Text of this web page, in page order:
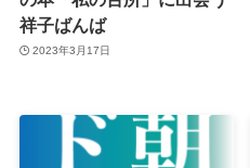
祥子ばんば
2023年3月17日